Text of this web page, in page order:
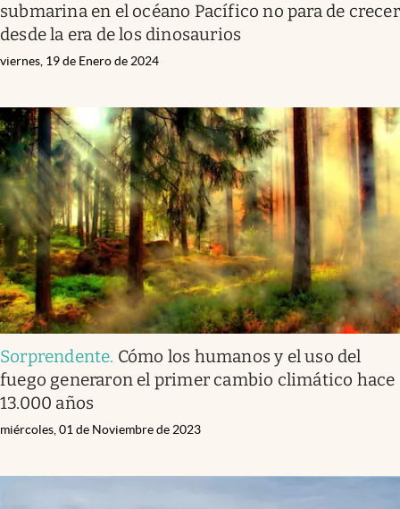
submarina en el océano Pacífico no para de crecer
desde la era de los dinosaurios
viernes, 19 de Enero de 2024
Sorprendente. Cómo los humanos y el uso del
fuego generaron el primer cambio climático hace
13.000 años
miércoles, 01 de Noviembre de 2023